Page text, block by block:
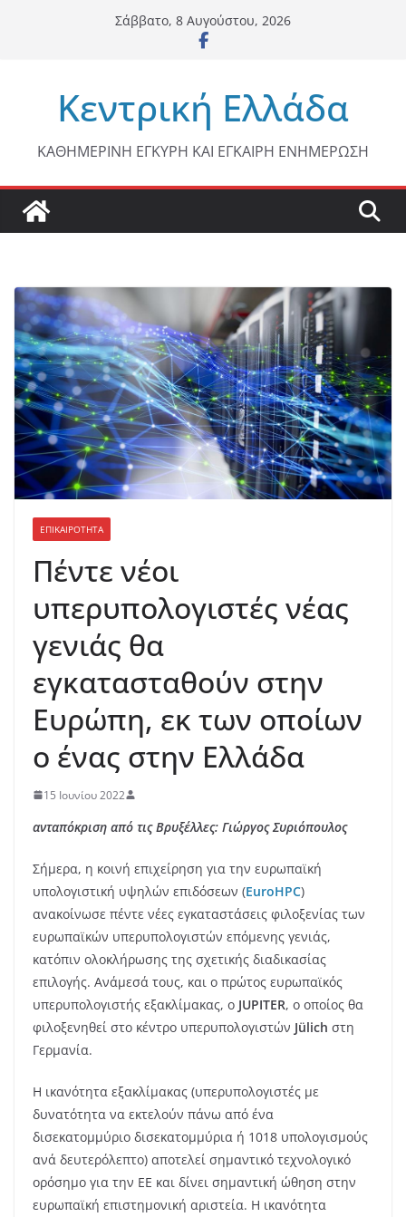
Σάββατο, 8 Αυγούστου, 2026
Κεντρική Ελλάδα
ΚΑΘΗΜΕΡΙΝΗ ΕΓΚΥΡΗ ΚΑΙ ΕΓΚΑΙΡΗ ΕΝΗΜΕΡΩΣΗ
ΕΠΙΚΑΙΡΟΤΗΤΑ
Πέντε νέοι
υπερυπολογιστές νέας
γενιάς θα
εγκατασταθούν στην
Ευρώπη, εκ των οποίων
ο ένας στην Ελλάδα
15 Ιουνίου 2022
ανταπόκριση από τις Βρυξέλλες: Γιώργος Συριόπουλος
Σήμερα, η κοινή επιχείρηση για την ευρωπαϊκή
υπολογιστική υψηλών επιδόσεων (EuroHPC)
ανακοίνωσε πέντε νέες εγκαταστάσεις φιλοξενίας των
ευρωπαϊκών υπερυπολογιστών επόμενης γενιάς,
κατόπιν ολοκλήρωσης της σχετικής διαδικασίας
επιλογής. Ανάμεσά τους, και ο πρώτος ευρωπαϊκός
υπερυπολογιστής εξακλίμακας, ο JUPITER, ο οποίος θα
φιλοξενηθεί στο κέντρο υπερυπολογιστών Jülich στη
Γερμανία.
Η ικανότητα εξακλίμακας (υπερυπολογιστές με
δυνατότητα να εκτελούν πάνω από ένα
δισεκατομμύριο δισεκατομμύρια ή 1018 υπολογισμούς
ανά δευτερόλεπτο) αποτελεί σημαντικό τεχνολογικό
ορόσημο για την ΕΕ και δίνει σημαντική ώθηση στην
ευρωπαϊκή επιστημονική αριστεία. Η ικανότητα